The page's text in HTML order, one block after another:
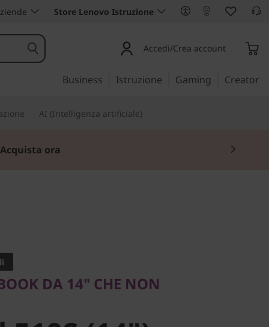
Store Lenovo Istruzione
Accedi/Crea account
Business Istruzione Gaming Creator
AI (Intelligenza artificiale)
offerta.Acquista ora
(14")
DA 14" CHE NON